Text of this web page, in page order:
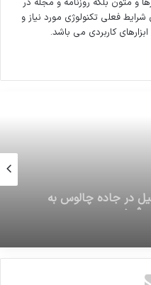
فعلی تکنولوژی مورد نیاز و
کاربردی می باشد.
در انتخابات آمریکا